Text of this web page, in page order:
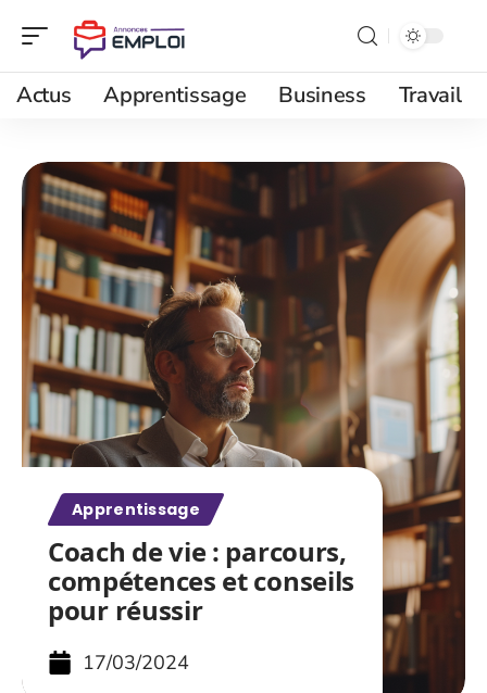
Actus Apprentissage Business Travail
Apprentissage
Coach de vie : parcours,
compétences et conseils
pour réussir
17/03/2024